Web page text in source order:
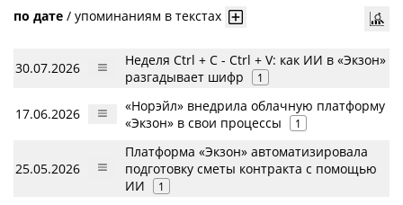
по дате / упоминаниям в текстах
30.07.2026
Неделя Ctrl + C - Ctrl + V: как ИИ в «Экзон»
разгадывает шифр
1
17.06.2026
«Норэйл» внедрила облачную платформу
«Экзон» в свои процессы
1
25.05.2026
Платформа «Экзон» автоматизировала
подготовку сметы контракта с помощью
ИИ
1